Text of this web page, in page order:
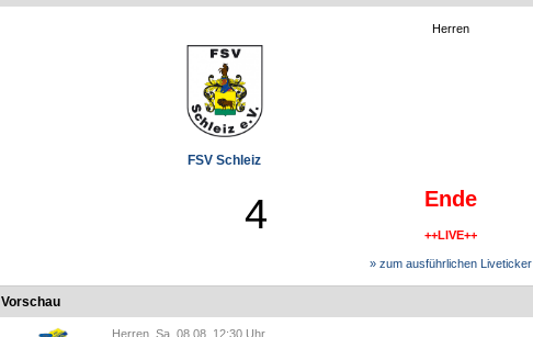
Herren
FSV Schleiz
4 Ende
++LIVE++
» zum ausführlichen Liveticker
Vorschau
Herren, Sa. 08.08. 12:30 Uhr